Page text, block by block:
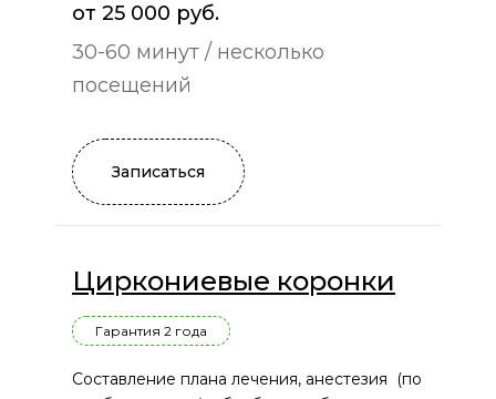
от 25 000 руб.
30-60 минут / несколько
посещений
Записаться
Циркониевые коронки
Гарантия 2 года
Составление плана лечения, анестезия (по